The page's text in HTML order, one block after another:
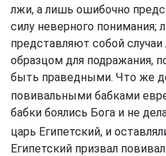
лжи, а лишь ошибочно
силу неверного понимания;
представляют собой
образцом для подражания,
быть праведными. Что же
повивальными бабками
бабки боялись Бога и не
царь Египетский, и
Египетский призвал